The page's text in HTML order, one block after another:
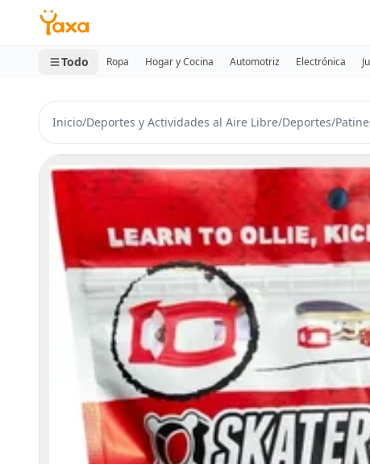
MINI CARRITO
0 productos
Todo Ropa Hogar y Cocina Automotriz Electrónica
Inicio/Deportes y Actividades al Aire Libre/Deportes/